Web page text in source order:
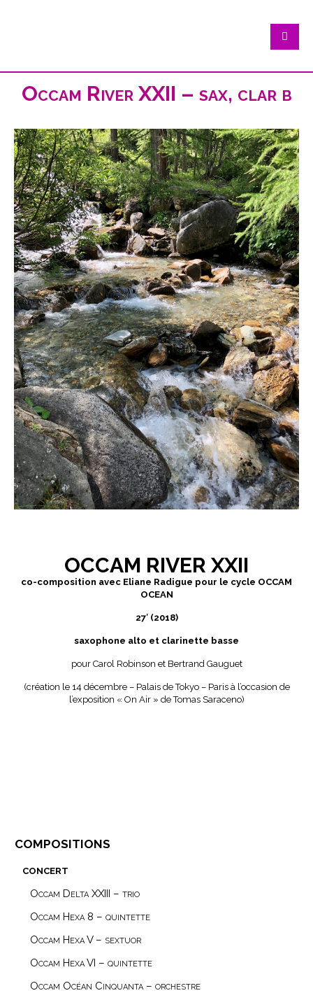
Occam River XXII – sax, clar b
OCCAM RIVER XXII
co-composition avec Eliane Radigue pour le cycle OCCAM
OCEAN
27′ (2018)
saxophone alto et clarinette basse
pour Carol Robinson et Bertrand Gauguet
(création le 14 décembre – Palais de Tokyo – Paris à l’occasion de
l’exposition « On Air » de Tomas Saraceno)
compositions
concert
Occam Océan Cinquanta – orchestre
Occam Hexa VI – quintette
Occam Hexa V – sextuor
Occam Hexa 8 – quintette
Occam Delta XXIII – trio